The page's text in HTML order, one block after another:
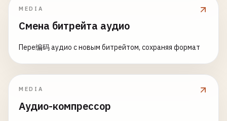
MEDIA
Смена битрейта аудио
Пере编码 аудио с новым битрейтом, сохраняя формат
MEDIA
Аудио-компрессор